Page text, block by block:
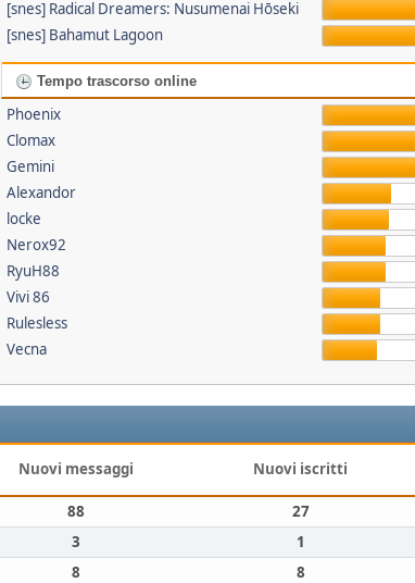
[snes] Radical Dreamers: Nusumenai Hōseki
[snes] Bahamut Lagoon
Tempo trascorso online
Phoenix
Clomax
Gemini
Alexandor
locke
Nerox92
RyuH88
Vivi 86
Rulesless
Vecna
Nuovi messaggi Nuovi iscritti
88 27
3 1
8 8